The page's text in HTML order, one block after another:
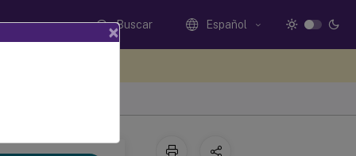
Buscar Español
×